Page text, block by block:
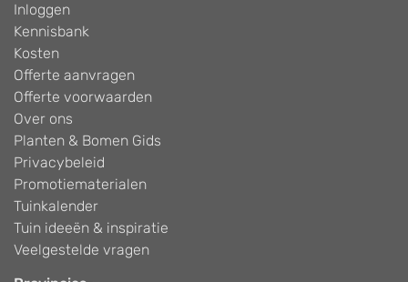
Inloggen
Kennisbank
Kosten
Offerte aanvragen
Offerte voorwaarden
Over ons
Planten & Bomen Gids
Privacybeleid
Promotiematerialen
Tuinkalender
Tuin ideeën & inspiratie
Veelgestelde vragen